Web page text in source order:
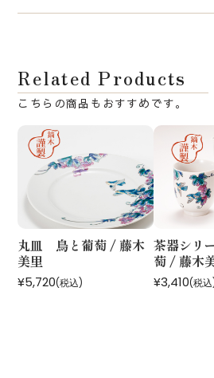
Related Products
丸皿 鳥と葡萄 / 藤木
美里
¥5,720(税込)
茶器シリ
萄 / 藤木
¥3,410(税